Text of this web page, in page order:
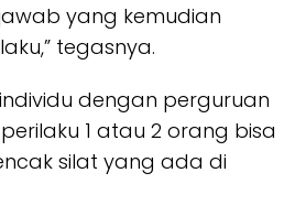
yang kemudian
tegasnya.
dengan perguruan
1 atau 2 orang bisa
silat yang ada di